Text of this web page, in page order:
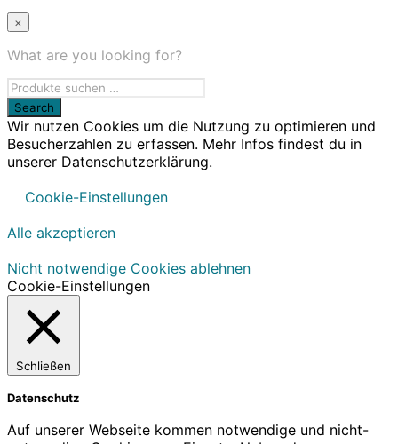
×
What are you looking for?
Wir nutzen Cookies um die Nutzung zu optimieren und
Besucherzahlen zu erfassen. Mehr Infos findest du in
unserer Datenschutzerklärung.
Cookie-Einstellungen
Alle akzeptieren
Nicht notwendige Cookies ablehnen
Cookie-Einstellungen
Schließen
Datenschutz
Auf unserer Webseite kommen notwendige und nicht-